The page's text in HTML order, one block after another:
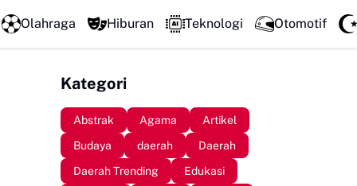
Perkuat Kolaborasi Pengembangan Pariwisata Berkelanjutan,
Olahraga Hiburan Teknologi Otomotif
Kategori
Abstrak Agama
Artikel
Budaya
daerah
Daerah
Daerah Trending
Edukasi